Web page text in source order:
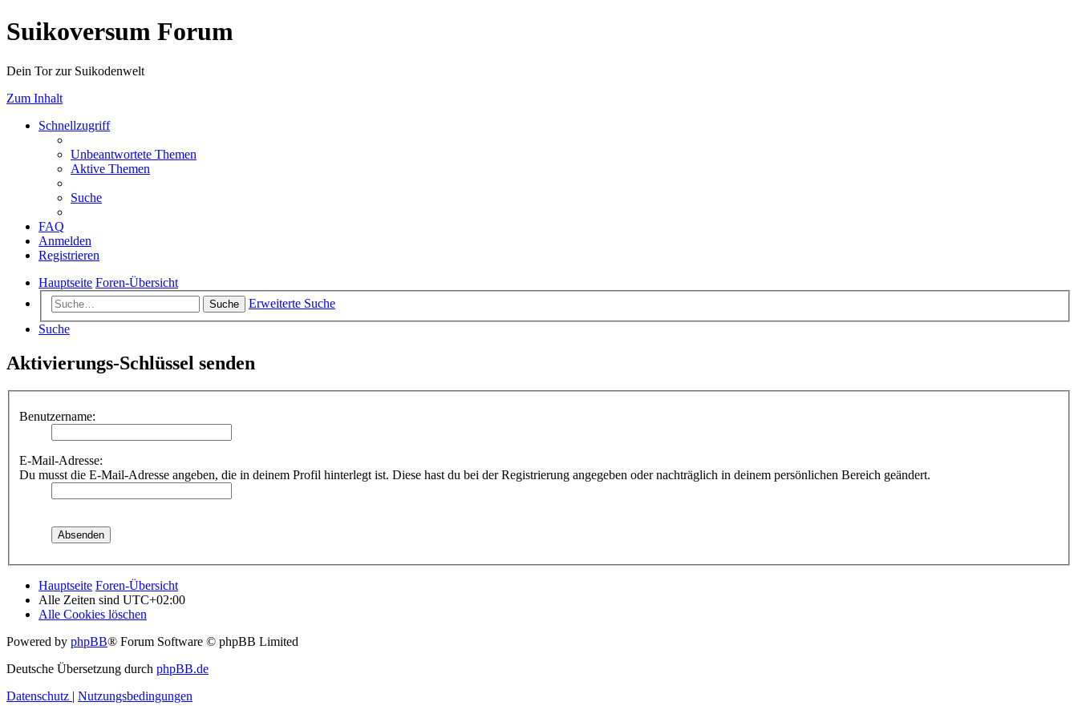
Suikoversum Forum
Dein Tor zur Suikodenwelt
Zum Inhalt
Schnellzugriff
Unbeantwortete Themen
Aktive Themen
Suche
FAQ
Anmelden
Registrieren
Hauptseite Foren-Übersicht
Suche
Erweiterte Suche
Suche
Aktivierungs-Schlüssel senden
Benutzername:
E-Mail-Adresse:
Du musst die E-Mail-Adresse angeben, die in deinem Profil hinterlegt ist. Diese hast du bei der Registrierung angegeben oder nachträglich in deinem persönlichen Bereich geändert.
Hauptseite Foren-Übersicht
Alle Zeiten sind UTC+02:00
Alle Cookies löschen
Powered by phpBB® Forum Software © phpBB Limited
Deutsche Übersetzung durch phpBB.de
Datenschutz | Nutzungsbedingungen